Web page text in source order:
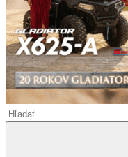
Search
for: